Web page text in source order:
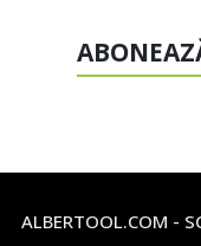
ALBERTOOL.COM -